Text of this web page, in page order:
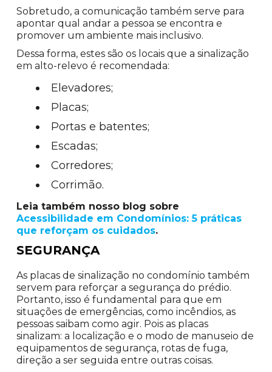
Sobretudo, a comunicação também serve para
apontar qual andar a pessoa se encontra e
promover um ambiente mais inclusivo.
Dessa forma, estes são os locais que a sinalização
em alto-relevo é recomendada:
Elevadores;
Placas;
Portas e batentes;
Escadas;
Corredores;
Corrimão.
Leia também nosso blog sobre
Acessibilidade em Condomínios: 5 práticas
que reforçam os cuidados.
SEGURANÇA
As placas de sinalização no condomínio também
servem para reforçar a segurança do prédio.
Portanto, isso é fundamental para que em
situações de emergências, como incêndios, as
pessoas saibam como agir. Pois as placas
sinalizam: a localização e o modo de manuseio de
equipamentos de segurança, rotas de fuga,
direção a ser seguida entre outras coisas.